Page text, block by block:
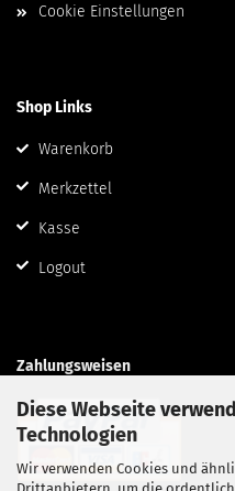
Diese Webseite
Technologien
Wir verwenden Cookies und
Drittanbietern, um die
Cookie Einstellungen
Shop Links
Warenkorb
Merkzettel
Kasse
Logout
Zahlungsweisen